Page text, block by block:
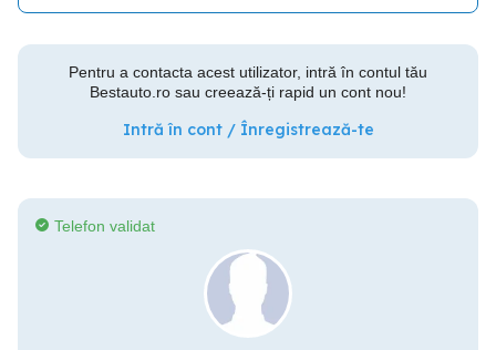
Pentru a contacta acest utilizator, intră în contul tău
Bestauto.ro sau creează-ți rapid un cont nou!
Intră în cont / Înregistrează-te
Telefon validat